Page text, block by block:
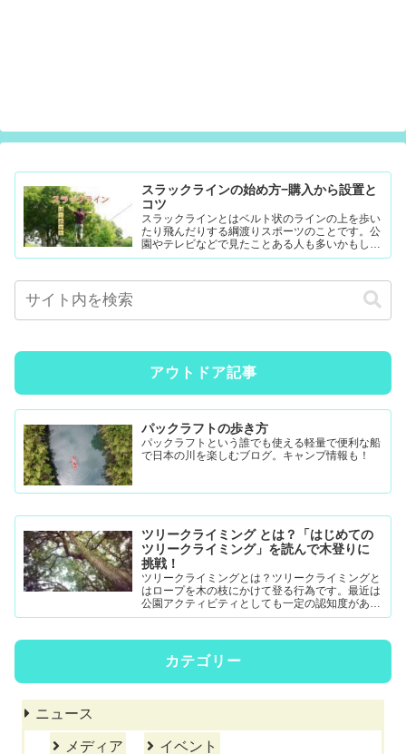
スラックラインの始め方−購入から設置と
コツ
スラックラインとはベルト状のラインの上を歩い
たり飛んだりする綱渡りスポーツのことです。公
園やテレビなどで見たことある人も多いかもしれ
ません。難易度調整が簡単なので幼児から大人ま
アウトドア記事
パックラフトの歩き方
パックラフトという誰でも使える軽量で便利な船
で日本の川を楽しむブログ。キャンプ情報も！
ツリークライミング とは？「はじめての
ツリークライミング」を読んで木登りに
挑戦！
ツリークライミングとは？ツリークライミングと
はロープを木の枝にかけて登る行為です。最近は
公園アクティビティとしても一定の認知度がある
模様。DRTダブルドロープテクニック(MRS-ム...
カテゴリー
ニュース
メディア イベント